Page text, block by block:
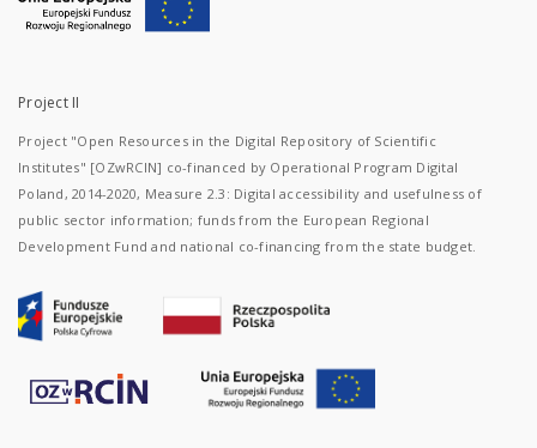
Project II
Project "Open Resources in the Digital Repository of Scientific
Institutes" [OZwRCIN] co-financed by Operational Program Digital
Poland, 2014-2020, Measure 2.3: Digital accessibility and usefulness of
public sector information; funds from the European Regional
Development Fund and national co-financing from the state budget.